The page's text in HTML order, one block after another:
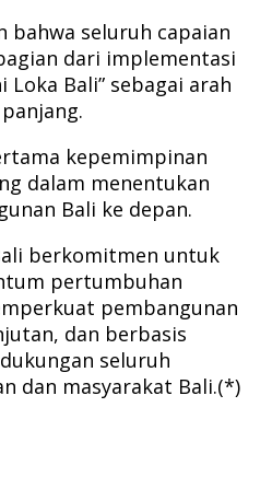
bahwa seluruh capaian
dari implementasi
Loka Bali” sebagai arah
kepemimpinan
dalam menentukan
Bali ke depan.
berkomitmen untuk
pertumbuhan
pembangunan
dan berbasis
seluruh
dan masyarakat Bali.(*)